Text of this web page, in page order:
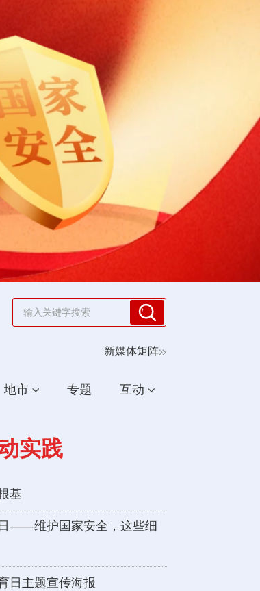
新媒体矩阵
地市 专题 互动
实践
基
——维护国家安全，这些细
日主题宣传海报